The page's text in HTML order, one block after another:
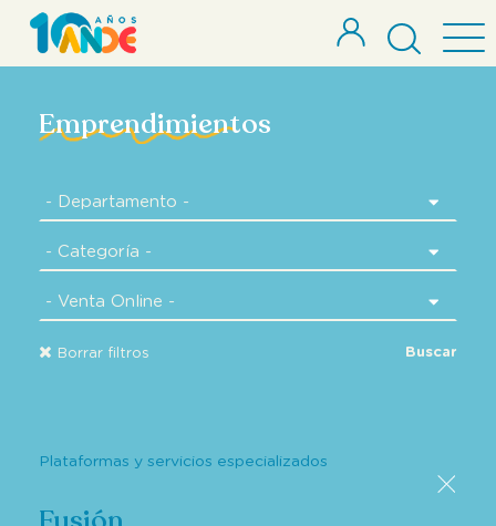
Emprendimientos
Borrar filtros Buscar
Plataformas y servicios especializados